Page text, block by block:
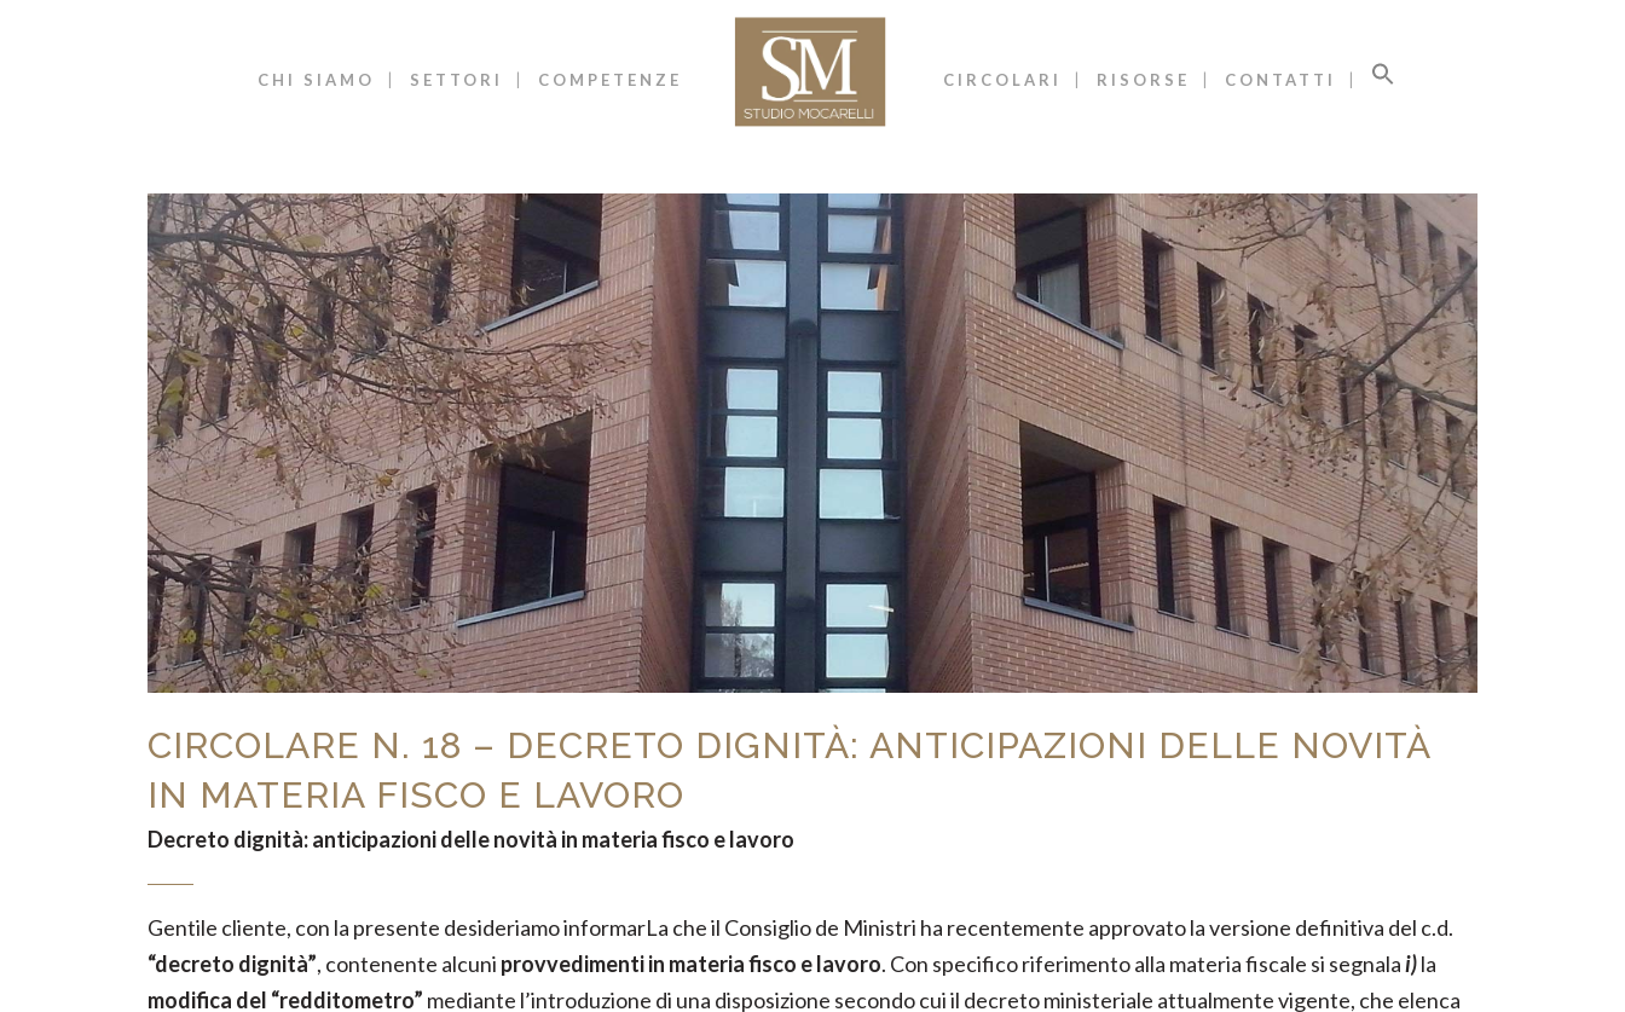
CHI SIAMO SETTORI COMPETENZE CIRCOLARI RISORSE CONTATTI
CIRCOLARE N. 18 – DECRETO DIGNITÀ: ANTICIPAZIONI DELLE NOVITÀ
IN MATERIA FISCO E LAVORO
Decreto dignità:anticipazioni delle novità in materia fisco e lavoro
Gentile cliente, con la presente desideriamo informarLa che il Consiglio de Ministri ha recentemente approvato la versione definitiva del c.d.
“decreto dignità”, contenente alcuni provvedimenti in materia fisco e lavoro. Con specifico riferimento alla materia fiscale si segnalai)la
modifica del “redditometro” mediante l’introduzione di una disposizione secondo cui il decreto ministeriale attualmente vigente, che elenca